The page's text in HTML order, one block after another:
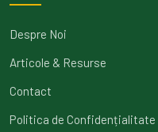
Despre Noi
Articole & Resurse
Contact
Politica de Confidențialitate